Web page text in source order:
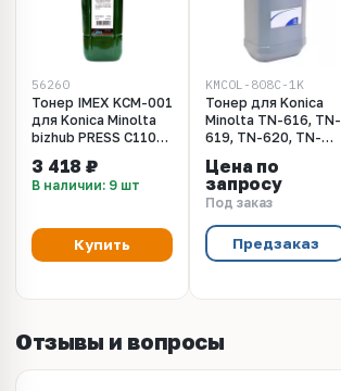
56260
Тонер IMEX KCM-001
для Konica Minolta
bizhub PRESS C1100,
(TN-622C/TN-619C)
- фл. 830гр, голубой
3 418 ₽
В наличии: 9 шт
Купить
KMCOL-808C-1K
Тонер для Konica
Minolta TN-616, TN-
619, TN-620, TN-
носителя) - 1кг.
B&W Premium
Цена по
запросу
Под заказ
Предзаказ
Отзывы и вопросы